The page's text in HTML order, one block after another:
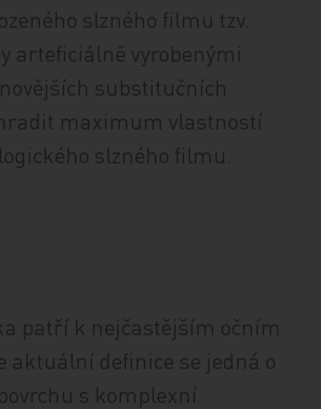
slzného filmu tzv.
arteficiálně vyrobenými
substitučních
maximum vlastností
slzného filmu.
patří k nejčastějším očním
aktuální definice se jedná o
s komplexní